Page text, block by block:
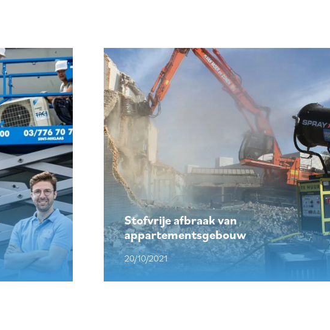
Stofvrije afbraak van
appartementsgebouw
20/10/2021